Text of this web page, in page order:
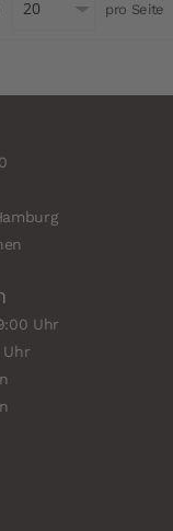
pro Seite
Uhr
Uhr